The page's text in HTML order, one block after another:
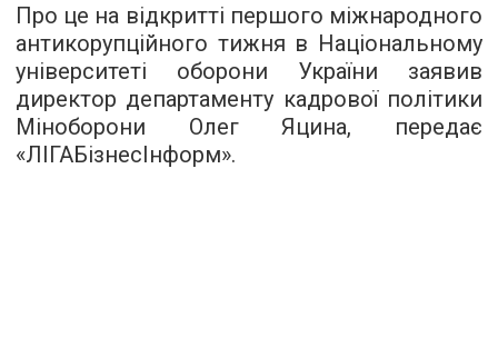
Про це на відкритті першого міжнародного
антикорупційного тижня в Національному
університеті оборони України заявив
директор департаменту кадрової політики
Міноборони Олег Яцина, передає
«ЛІГАБізнесІнформ».